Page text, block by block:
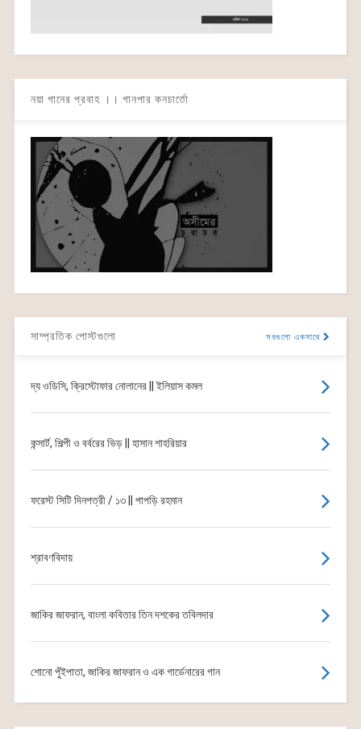
নয়া গানের প্রবাহ ।। গানপার কনচার্তো
সাম্প্রতিক পোস্টগুলো সবগুলো একসাথে
দ্য ওডিসি, ক্রিস্টোফার নোলানের || ইলিয়াস কমল
কন্সার্ট, শিল্পী ও বর্বরের ভিড় || হাসান শাহরিয়ার
ফরেস্ট সিটি দিনপত্রী / ১৩ || পাপড়ি রহমান
শ্রাবণবিদায়
জাকির জাফরান, বাংলা কবিতার তিন দশকের তবিলদার
শোনো পুঁইপাতা, জাকির জাফরান ও এক গার্ডেনারের গান